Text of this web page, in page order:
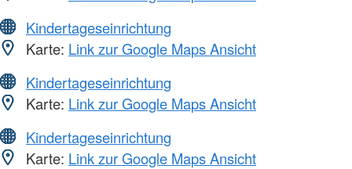
Kindertageseinrichtung
Karte: Link zur Google Maps Ansicht
Kindertageseinrichtung
Karte: Link zur Google Maps Ansicht
Kindertageseinrichtung
Karte: Link zur Google Maps Ansicht